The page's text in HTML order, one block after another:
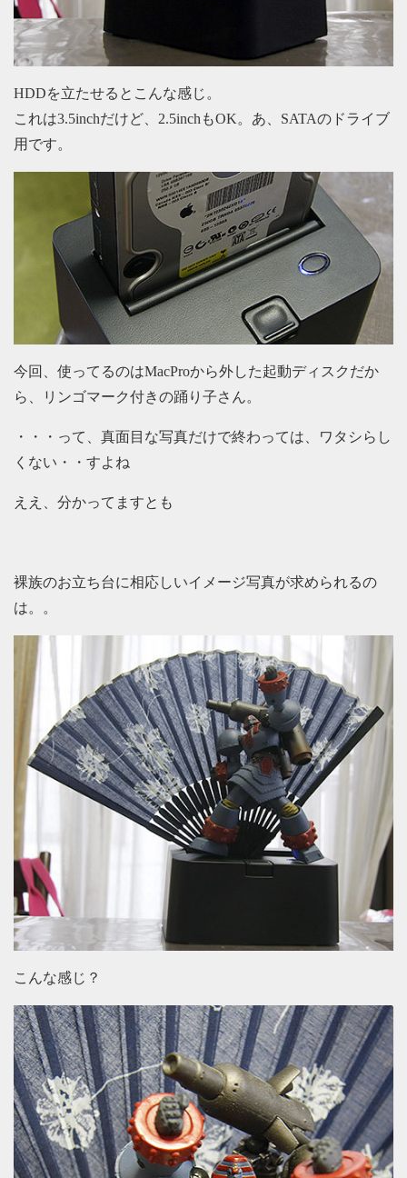
HDDを立たせるとこんな感じ。
これは3.5inchだけど、2.5inchもOK。あ、SATAのドライブ
用です。
今回、使ってるのはMacProから外した起動ディスクだか
ら、リンゴマーク付きの踊り子さん。
・・・って、真面目な写真だけで終わっては、ワタシらし
くない・・すよね
ええ、分かってますとも
裸族のお立ち台に相応しいイメージ写真が求められるの
は。。
こんな感じ？